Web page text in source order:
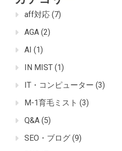
aff対応 (7)
AGA (2)
AI (1)
IN MIST (1)
IT・コンピューター (3)
M-1育毛ミスト (3)
Q&A (5)
SEO・ブログ (9)